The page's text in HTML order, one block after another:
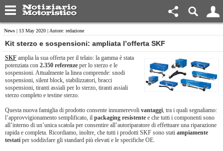
News | 13 May 2020 | Autore: redazione
Kit sterzo e sospensioni: ampliata l’offerta SKF
SKF amplia la sua offerta per il telaio: la gamma è stata
potenziata con 2.350 referenze per lo sterzo e le
sospensioni. Attualmente la linea comprende: snodi
sospensioni, silent block, stabilizzatori, bracci
sospensioni, tiranti assiali per lo sterzo, tiranti assiali
sterzo completo e testine sterzo.
Questa nuova famiglia di prodotto consente innumerevoli vantaggi, tra i quali segnaliamo:
l’approvvigionamento semplificato, il packaging resistente e che tutti i componenti sono
all’interno di un’unica scatola per consentire all’autoriparatore di effettuare una riparazione
rapida e completa. Ricordiamo, inoltre, che tutti i prodotti SKF sono stati ampiamente
testati per soddisfare gli standard più elevati e le specifiche OE.